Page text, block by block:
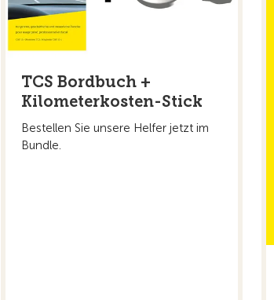
TCS Bordbuch +
Kilometerkosten-Stick
Bestellen Sie unsere Helfer jetzt im
Bundle.